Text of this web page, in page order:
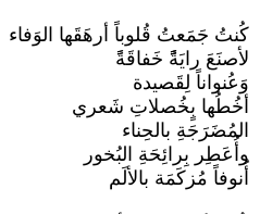
كُنتُ جَمَعتُ قُلوباً أرهَقَها الوَفاء
لأصنَعَ رايَةًًً خَفاقَةًً
وَعُنواناً لِقَصيدة
أخُطُها بٍخُصلاتِ شَعري
المُضَرَجَةِ بالحِناء
وأُعَطِر بِرائِحَةِ البُخور
أُنوفاً مُزكَمَة بالألَم